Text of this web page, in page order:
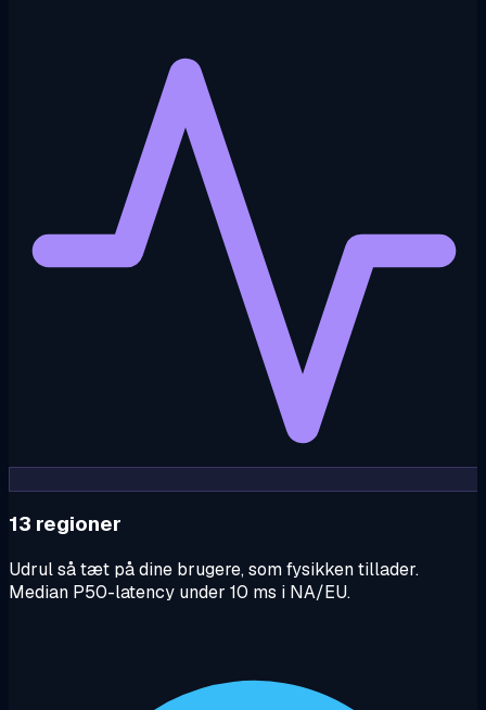
13 regioner
Udrul så tæt på dine brugere, som fysikken tillader.
Median P50-latency under 10 ms i NA/EU.